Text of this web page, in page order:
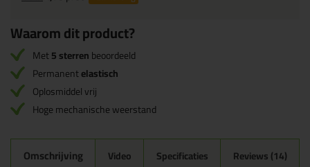
Waarom dit product?
Met5 sterrenbeoordeeld
Permanentelastisch
Oplosmiddel vrij
Hoge mechanische weerstand
Omschrijving Video Specificaties Reviews (14)